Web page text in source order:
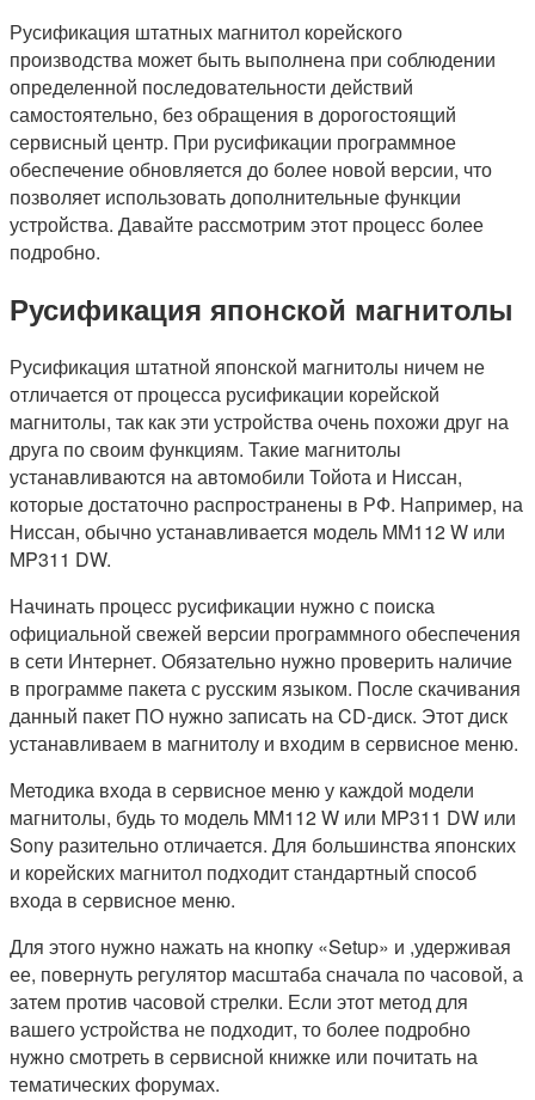
Русификация штатных магнитол корейского
производства может быть выполнена при соблюдении
определенной последовательности действий
самостоятельно, без обращения в дорогостоящий
сервисный центр. При русификации программное
обеспечение обновляется до более новой версии, что
позволяет использовать дополнительные функции
устройства. Давайте рассмотрим этот процесс более
подробно.
Русификация японской магнитолы
Русификация штатной японской магнитолы ничем не
отличается от процесса русификации корейской
магнитолы, так как эти устройства очень похожи друг на
друга по своим функциям. Такие магнитолы
устанавливаются на автомобили Тойота и Ниссан,
которые достаточно распространены в РФ. Например, на
Ниссан, обычно устанавливается модель MM112 W или
MP311 DW.
Начинать процесс русификации нужно с поиска
официальной свежей версии программного обеспечения
в сети Интернет. Обязательно нужно проверить наличие
в программе пакета с русским языком. После скачивания
данный пакет ПО нужно записать на CD-диск. Этот диск
устанавливаем в магнитолу и входим в сервисное меню.
Методика входа в сервисное меню у каждой модели
магнитолы, будь то модель MM112 W или MP311 DW или
Sony разительно отличается. Для большинства японских
и корейских магнитол подходит стандартный способ
входа в сервисное меню.
Для этого нужно нажать на кнопку «Setup» и ,удерживая
ее, повернуть регулятор масштаба сначала по часовой, а
затем против часовой стрелки. Если этот метод для
вашего устройства не подходит, то более подробно
нужно смотреть в сервисной книжке или почитать на
тематических форумах.